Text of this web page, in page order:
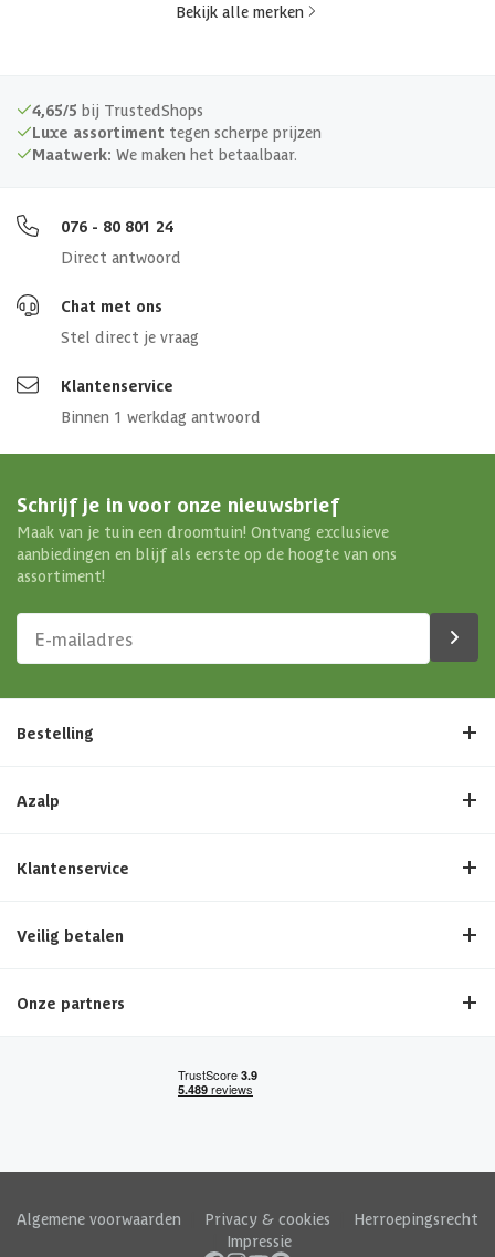
Bekijk alle merken
4,65/5 bij TrustedShops
Luxe assortiment tegen scherpe prijzen
Maatwerk: We maken het betaalbaar.
076 - 80 801 24
Direct antwoord
Chat met ons
Stel direct je vraag
Klantenservice
Binnen 1 werkdag antwoord
Schrijf je in voor onze nieuwsbrief
Maak van je tuin een droomtuin! Ontvang exclusieve
aanbiedingen en blijf als eerste op de hoogte van ons
assortiment!
Bestelling
Azalp
Klantenservice
Veilig betalen
Onze partners
Algemene voorwaarden Privacy & cookies
Herroepingsrecht
Impressie